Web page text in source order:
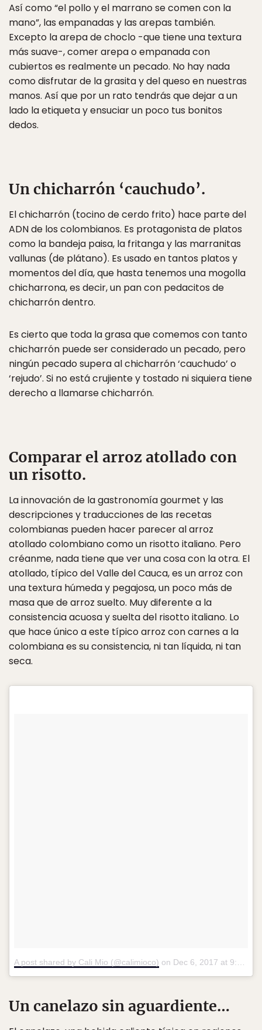
Así como “el pollo y el marrano se comen con la
mano”, las empanadas y las arepas también.
Excepto la arepa de choclo -que tiene una textura
más suave-, comer arepa o empanada con
cubiertos es realmente un pecado. No hay nada
como disfrutar de la grasita y del queso en nuestras
manos. Así que por un rato tendrás que dejar a un
lado la etiqueta y ensuciar un poco tus bonitos
dedos.
Un chicharrón ‘cauchudo’.
El chicharrón (tocino de cerdo frito) hace parte del
ADN de los colombianos. Es protagonista de platos
como la bandeja paisa, la fritanga y las marranitas
vallunas (de plátano). Es usado en tantos platos y
momentos del día, que hasta tenemos una mogolla
chicharrona, es decir, un pan con pedacitos de
chicharrón dentro.
Es cierto que toda la grasa que comemos con tanto
chicharrón puede ser considerado un pecado, pero
ningún pecado supera al chicharrón ‘cauchudo’ o
‘rejudo’. Si no está crujiente y tostado ni siquiera tiene
derecho a llamarse chicharrón.
Comparar el arroz atollado con
un risotto.
La innovación de la gastronomía gourmet y las
descripciones y traducciones de las recetas
colombianas pueden hacer parecer al arroz
atollado colombiano como un risotto italiano. Pero
créanme, nada tiene que ver una cosa con la otra. El
atollado, típico del Valle del Cauca, es un arroz con
una textura húmeda y pegajosa, un poco más de
masa que de arroz suelto. Muy diferente a la
consistencia acuosa y suelta del risotto italiano. Lo
que hace único a este típico arroz con carnes a la
colombiana es su consistencia, ni tan líquida, ni tan
seca.
A post shared by Cali Mio (@calimioco) on Dec 6, 2017 at 9:49am PST
Un canelazo sin aguardiente…